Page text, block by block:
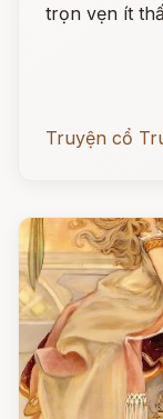
trọn vẹn ít
Truyện cổ